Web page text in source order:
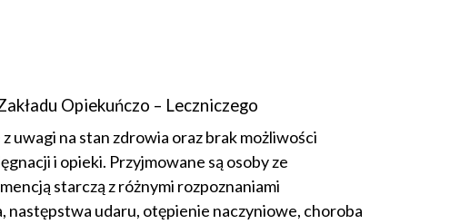
Opiekuńczo – Leczniczego
uwagi na stan zdrowia oraz brak możliwości
i opieki. Przyjmowane są osoby ze
starczą z różnymi rozpoznaniami
następstwa udaru, otępienie naczyniowe, choroba